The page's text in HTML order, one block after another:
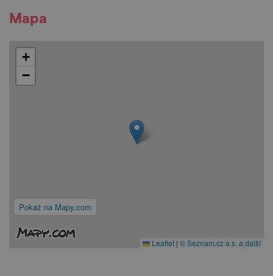
Mapa
Pokaż na Mapy.com
+
−
Leaflet | © Seznam.cz a.s. a další